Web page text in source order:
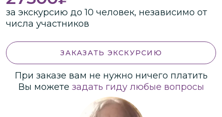
за экскурсию до 10 человек, независимо от
числа участников
ЗАКАЗАТЬ ЭКСКУРСИЮ
При заказе вам не нужно ничего платить
Вы можете задать гиду любые вопросы